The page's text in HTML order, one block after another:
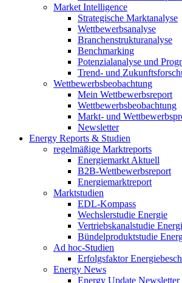
Market Intelligence
Strategische Marktanalyse
Wettbewerbsanalyse
Branchenstrukturanalyse
Benchmarking
Potenzialanalyse und
Trend- und
Wettbewerbs­beobachtung
Mein Wettbewerbsreport
Wettbewerbsbeobachtung
Markt- und
Newsletter
Energy Reports & Studien
regelmäßige Marktreports
Energiemarkt Aktuell
B2B-Wettbewerbsreport
Energiemarktreport
Marktstudien
EDL-Kompass
Wechslerstudie Energie
Vertriebskanalstudie
Bündelproduktstudie
Ad hoc-Studien
Erfolgsfaktor
Energy News
Energy Update Newsletter